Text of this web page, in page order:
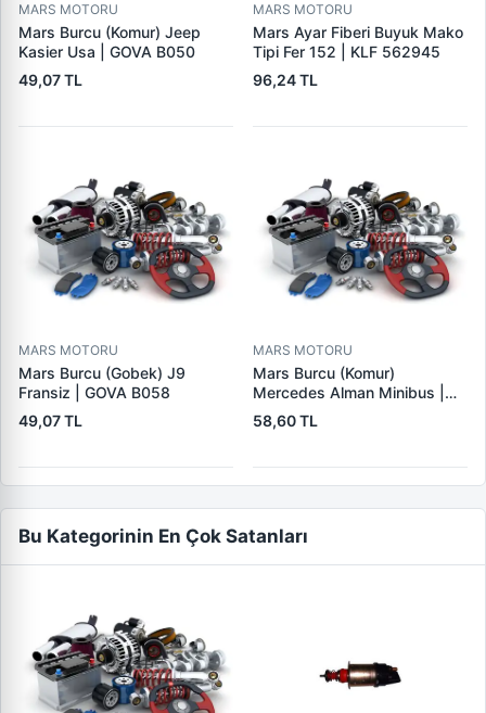
MARS MOTORU
Mars Burcu (Komur) Jeep
Kasier Usa | GOVA B050
49,07 TL
MARS MOTORU
Mars Ayar Fiberi Buyuk Mako
Tipi Fer 152 | KLF 562945
96,24 TL
MARS MOTORU
Mars Burcu (Gobek) J9
Fransiz | GOVA B058
49,07 TL
MARS MOTORU
Mars Burcu (Komur)
Mercedes Alman Minibus |
GOVA B035
58,60 TL
Bu Kategorinin En Çok Satanları